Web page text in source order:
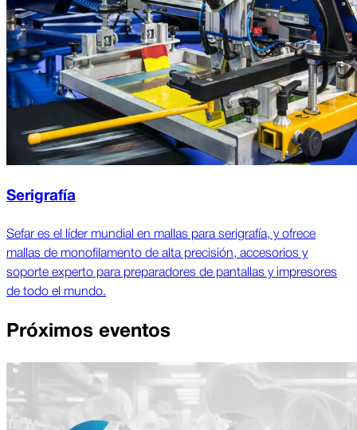
Serigrafía
Sefar es el líder mundial en mallas para serigrafía, y ofrece
mallas de monofilamento de alta precisión, accesorios y
soporte experto para preparadores de pantallas y impresores
de todo el mundo.
Próximos eventos